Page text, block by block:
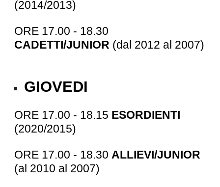
(2014/2013)
ORE 17.00 - 18.30
CADETTI/JUNIOR (dal 2012 al 2007)
GIOVEDI
ORE 17.00 - 18.15 ESORDIENTI
(2020/2015)
ORE 17.00 - 18.30 ALLIEVI/JUNIOR
(al 2010 al 2007)